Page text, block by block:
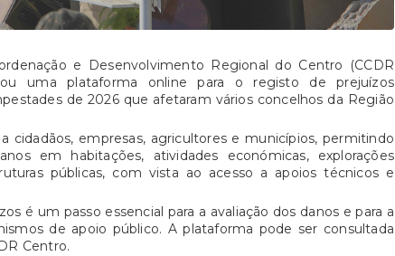
e Desenvolvimento Regional do Centro (CCDR
uma plataforma online para o registo de prejuízos
de 2026 que afetaram vários concelhos da Região
cidadãos, empresas, agricultores e municípios, permitindo
em habitações, atividades económicas, explorações
públicas, com vista ao acesso a apoios técnicos e
é um passo essencial para a avaliação dos danos e para a
de apoio público. A plataforma pode ser consultada
Centro.